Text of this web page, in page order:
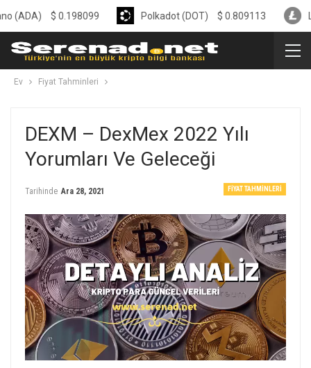
Ev Fiyat Tahminleri
DEXM – DexMex 2022 Yılı
Yorumları Ve Geleceği
FIYAT TAHMINLERI
Tarihinde Ara 28, 2021
$0.198099 Polkadot (DOT) $0.809113 Litecoin